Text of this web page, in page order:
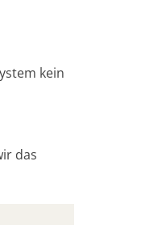
kein
das